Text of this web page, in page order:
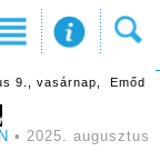
9., vasárnap, Emőd
• 2025. augusztus